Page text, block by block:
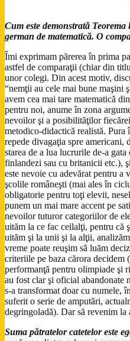
Cum este demonstrată
german de matematică. O
Îmi exprimam părerea în prima
astfel de comparaţii (chiar din
unor colegi. Din acest motiv,
“nemţii au cele mai bune maşini
avem cea mai tare matematică
pentru noi, anume în zona
nevoilor şi a posibilităţilor
metodico-didactică realistă. Pura
repede divagaţia spre americani,
starea de a lua lucrurile de-a
finlandezi sau cu britanicii etc.),
este nevoie cu adevărat pentru a
şcolile româneşti (mai ales în
obligatorie pentru toţi elevii,
punem un mai mare accent pe
nevoilor tuturor categoriilor de
uităm la ce fac ceilalţi, pentru că
uităm şi la unii şi la alţii,
vreme poate reuşim să luăm
criteriile pe baza cărora decidem
performanţă pentru olimpiade şi
au fost clar şi oficial abandonate
s-a transformat doar cu numele,
suferit o serie de amputări,
degringoladă). Dar să revenim la
Suma pătratelor catetelor este